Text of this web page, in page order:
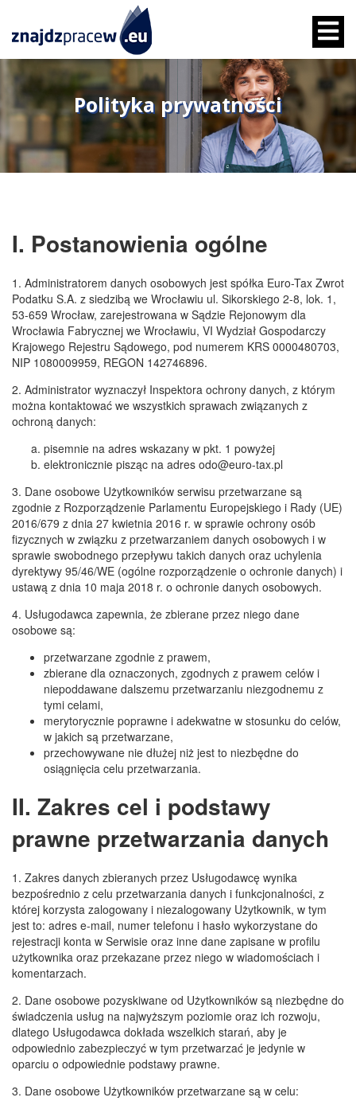
Polityka prywatności
I. Postanowienia ogólne
1. Administratorem danych osobowych jest spółka Euro-Tax Zwrot
Podatku S.A. z siedzibą we Wrocławiu ul. Sikorskiego 2-8, lok. 1,
53-659 Wrocław, zarejestrowana w Sądzie Rejonowym dla
Wrocławia Fabrycznej we Wrocławiu, VI Wydział Gospodarczy
Krajowego Rejestru Sądowego, pod numerem KRS 0000480703,
NIP 1080009959, REGON 142746896.
2. Administrator wyznaczył Inspektora ochrony danych, z którym
można kontaktować we wszystkich sprawach związanych z
ochroną danych:
pisemnie na adres wskazany w pkt. 1 powyżej
elektronicznie pisząc na adres odo@euro-tax.pl
3. Dane osobowe Użytkowników serwisu przetwarzane są
zgodnie z Rozporządzenie Parlamentu Europejskiego i Rady (UE)
2016/679 z dnia 27 kwietnia 2016 r. w sprawie ochrony osób
fizycznych w związku z przetwarzaniem danych osobowych i w
sprawie swobodnego przepływu takich danych oraz uchylenia
dyrektywy 95/46/WE (ogólne rozporządzenie o ochronie danych) i
ustawą z dnia 10 maja 2018 r. o ochronie danych osobowych.
4. Usługodawca zapewnia, że zbierane przez niego dane
osobowe są:
przetwarzane zgodnie z prawem,
zbierane dla oznaczonych, zgodnych z prawem celów i
niepoddawane dalszemu przetwarzaniu niezgodnemu z
tymi celami,
merytorycznie poprawne i adekwatne w stosunku do celów,
w jakich są przetwarzane,
przechowywane nie dłużej niż jest to niezbędne do
osiągnięcia celu przetwarzania.
II. Zakres cel i podstawy
prawne przetwarzania danych
1. Zakres danych zbieranych przez Usługodawcę wynika
bezpośrednio z celu przetwarzania danych i funkcjonalności, z
której korzysta zalogowany i niezalogowany Użytkownik, w tym
jest to: adres e-mail, numer telefonu i hasło wykorzystane do
rejestracji konta w Serwisie oraz inne dane zapisane w profilu
użytkownika oraz przekazane przez niego w wiadomościach i
komentarzach.
2. Dane osobowe pozyskiwane od Użytkowników są niezbędne do
świadczenia usług na najwyższym poziomie oraz ich rozwoju,
dlatego Usługodawca dokłada wszelkich starań, aby je
odpowiednio zabezpieczyć w tym przetwarzać je jedynie w
oparciu o odpowiednie podstawy prawne.
3. Dane osobowe Użytkowników przetwarzane są w celu: